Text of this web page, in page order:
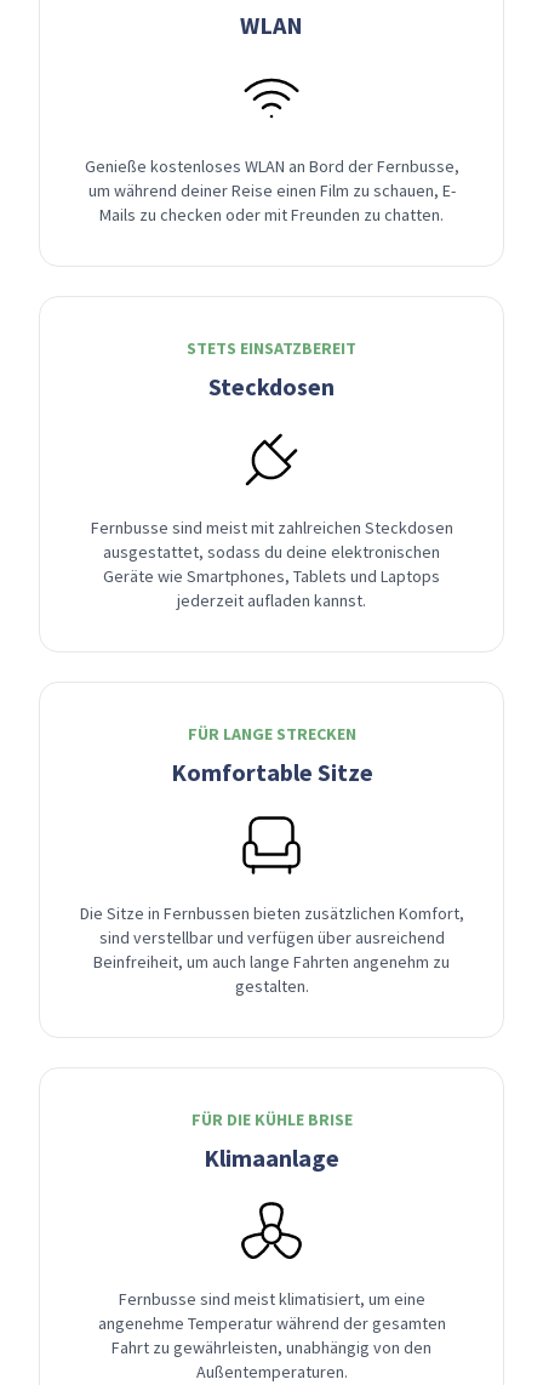
WLAN
Genieße kostenloses WLAN an Bord der Fernbusse,
um während deiner Reise einen Film zu schauen, E-
Mails zu checken oder mit Freunden zu chatten.
STETS EINSATZBEREIT
Steckdosen
Fernbusse sind meist mit zahlreichen Steckdosen
ausgestattet, sodass du deine elektronischen
Geräte wie Smartphones, Tablets und Laptops
jederzeit aufladen kannst.
FÜR LANGE STRECKEN
Komfortable Sitze
Die Sitze in Fernbussen bieten zusätzlichen Komfort,
sind verstellbar und verfügen über ausreichend
Beinfreiheit, um auch lange Fahrten angenehm zu
gestalten.
FÜR DIE KÜHLE BRISE
Klimaanlage
Fernbusse sind meist klimatisiert, um eine
angenehme Temperatur während der gesamten
Fahrt zu gewährleisten, unabhängig von den
Außentemperaturen.